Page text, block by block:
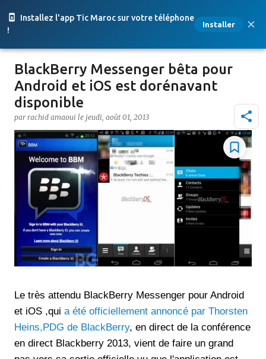
Installez l'app Tic Maroc sur votre téléphone
!
Installer
Accéder au contenu principal
BlackBerry Messenger bêta pour
Android et iOS est dorénavant
disponible
par rachid amaoui le jeudi, août 01, 2013
Le très attendu BlackBerry Messenger pour Android
et iOS ,qui a été officiellement annoncé par Thorsten
Heins,PDG de BlackBerry, en direct de la conférence
en direct Blackberry 2013, vient de faire un grand